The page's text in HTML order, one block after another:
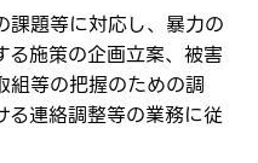
課題等に対応し、暴力の
施策の企画立案、被害
組等の把握のための調
る連絡調整等の業務に従